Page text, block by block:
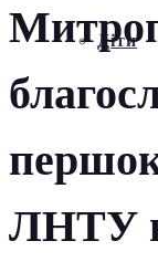
Діти
ЛНТУ